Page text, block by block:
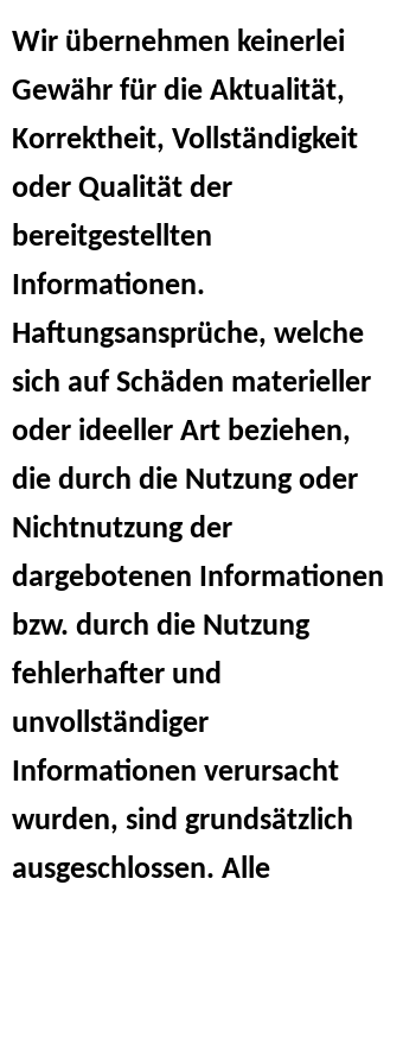
Wir übernehmen keinerlei
Gewähr für die Aktualität,
Korrektheit, Vollständigkeit
oder Qualität der
bereitgestellten
Informationen.
Haftungsansprüche, welche
sich auf Schäden materieller
oder ideeller Art beziehen,
die durch die Nutzung oder
Nichtnutzung der
dargebotenen Informationen
bzw. durch die Nutzung
fehlerhafter und
unvollständiger
Informationen verursacht
wurden, sind grundsätzlich
ausgeschlossen. Alle